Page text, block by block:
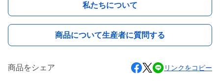
私たちについて
商品について生産者に質問する
商品をシェア リンクをコピー